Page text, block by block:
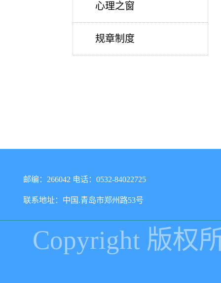
心理之窗
规章制度
邮编：266042 电话：0532-84022725
联系地址：中国.青岛市郑州路53号
Copyright 版权